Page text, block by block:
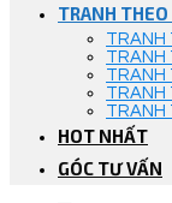
TRANH
TRANH
TRANH
TRANH
TRANH
TRANH
HOT NHẤT
GÓC TƯ VẤN